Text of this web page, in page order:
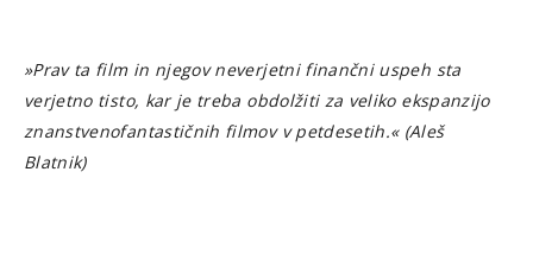
»Prav ta film in njegov neverjetni finančni uspeh sta
verjetno tisto, kar je treba obdolžiti za veliko ekspanzijo
znanstvenofantastičnih filmov v petdesetih.« (Aleš
Blatnik)